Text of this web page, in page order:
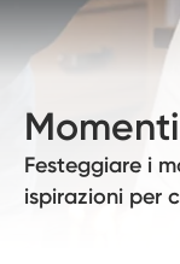
Festeggiare i
ispirazioni per